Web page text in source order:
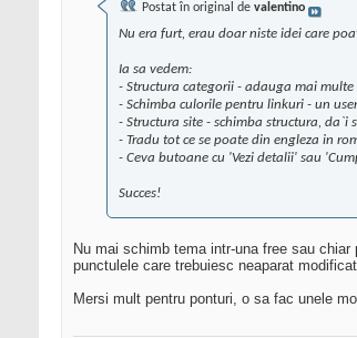
Postat în original de valentino
Nu era furt, erau doar niste idei care
Ia sa vedem:
- Structura categorii - adauga mai
- Schimba culorile pentru linkuri - un
- Structura site - schimba structura, da`i
- Tradu tot ce se poate din engleza in
- Ceva butoane cu 'Vezi detalii' sau
Succes!
Nu mai schimb tema intr-una free sau
punctulele care trebuiesc neaparat
Mersi mult pentru ponturi, o sa fac unele